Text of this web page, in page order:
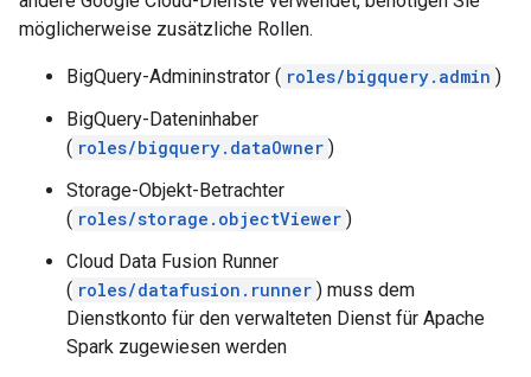
möglicherweise zusätzliche Rollen.
BigQuery-Admininstrator ( roles/bigquery.admin )
BigQuery-Dateninhaber
( roles/bigquery.dataOwner )
Storage-Objekt-Betrachter
( roles/storage.objectViewer )
Cloud Data Fusion Runner
( roles/datafusion.runner ) muss dem
Dienstkonto für den verwalteten Dienst für Apache
Spark zugewiesen werden